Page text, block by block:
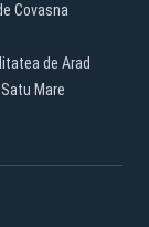
Covasna
de Arad
Mare